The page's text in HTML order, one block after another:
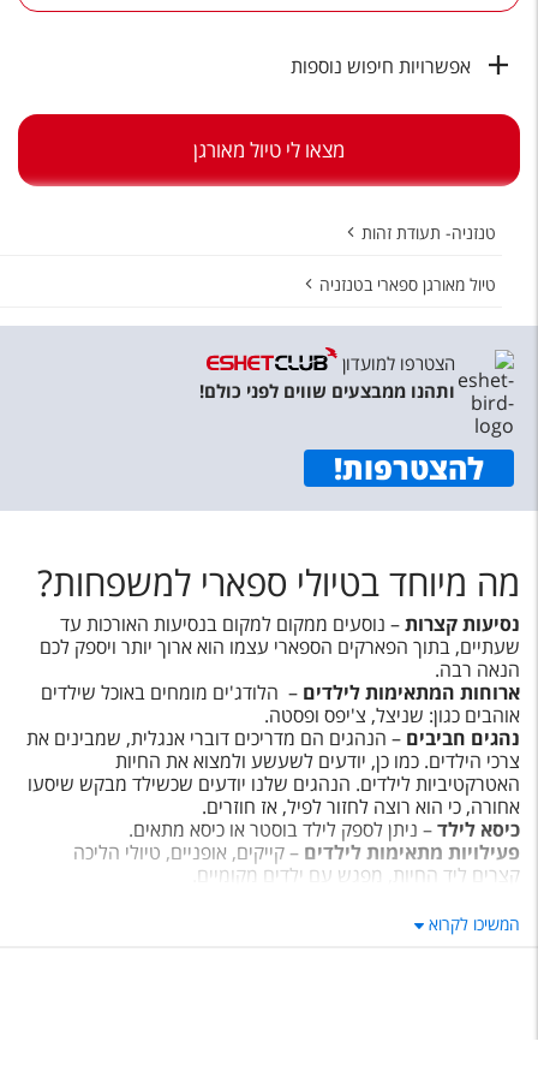
טיסות לחו"ל
מלונות בחו"ל
תקנון
עקבו אחרינו
אפשרויות חיפוש נוספות
מצאו לי טיול מאורגן
טנזניה- תעודת זהות
טיול מאורגן ספארי בטנזניה
הצטרפו למועדון
ותהנו ממבצעים שווים לפני כולם!
להצטרפות!
מה מיוחד בטיולי ספארי למשפחות?
נסיעות קצרות– נוסעים ממקום למקום בנסיעות האורכות עד
שעתיים, בתוך הפארקים הספארי עצמו הוא ארוך יותר ויספק לכם
הנאה רבה.
ארוחות המתאימות לילדים – הלודג'ים מומחים באוכל שילדים
אוהבים כגון: שניצל, צ'יפס ופסטה.
נהגים חביבים – הנהגים הם מדריכים דוברי אנגלית, שמבינים את
צרכי הילדים. כמו כן, יודעים לשעשע ולמצוא את החיות
האטרקטיביות לילדים. הנהגים שלנו יודעים שכשילד מבקש שיסעו
אחורה, כי הוא רוצה לחזור לפיל, אז חוזרים.
כיסא לילד– ניתן לספק לילד בוסטר או כיסא מתאים.
פעילויות מתאימות לילדים – קייקים, אופניים, טיולי הליכה
קצרים ליד החיות, מפגש עם ילדים מקומיים.
מתנהל בנחת.
המשיכו לקרוא